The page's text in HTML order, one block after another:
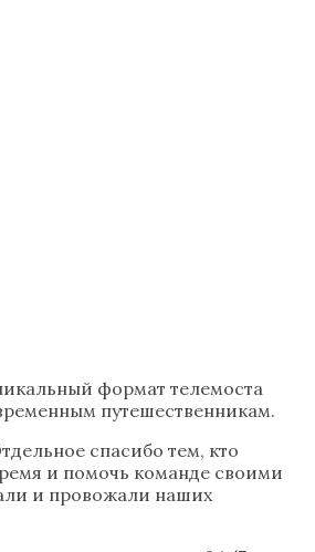
формат телемоста
путешественникам.
спасибо тем, кто
и помочь команде своими
и провожали наших